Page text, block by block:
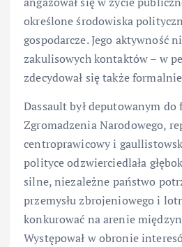
określone środowiska
gospodarcze. Jego aktywność
zakulisowych kontaktów – w
zdecydował się także
Dassault był deputowanym do
Zgromadzenia Narodowego,
centroprawicowy i
polityce odzwierciedlała
silne, niezależne państwo
przemysłu zbrojeniowego i
konkurować na arenie
Występował w obronie